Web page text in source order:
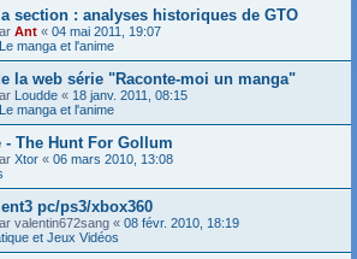
section : analyses historiques de GTO
Ant « 04 mai 2011, 19:07
manga et l'anime
la web série "Raconte-moi un manga"
Loudde « 18 janv. 2011, 08:15
manga et l'anime
- The Hunt For Gollum
Xtor « 06 mars 2010, 13:08
pc/ps3/xbox360
valentin672sang « 08 févr. 2010, 18:19
et Jeux Vidéos